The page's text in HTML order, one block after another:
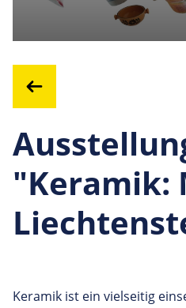
"Keramik:
Keramik ist ein vielseitig